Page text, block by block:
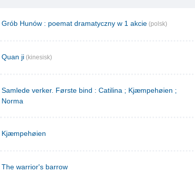
Grób Hunów : poemat dramatyczny w 1 akcie (polsk)
Quan ji (kinesisk)
Samlede verker. Første bind : Catilina ; Kjæmpehøien ;
Norma
Kjæmpehøien
The warrior's barrow